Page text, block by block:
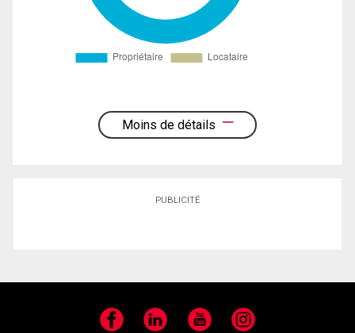
Moins de détails
PUBLICITÉ
Facebook LinkedIn YouTube Instagram